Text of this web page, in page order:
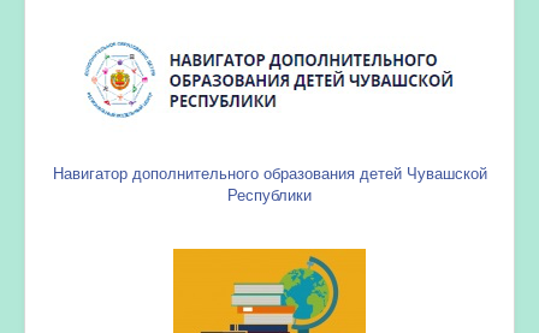
Навигатор дополнительного образования детей Чувашской
Республики